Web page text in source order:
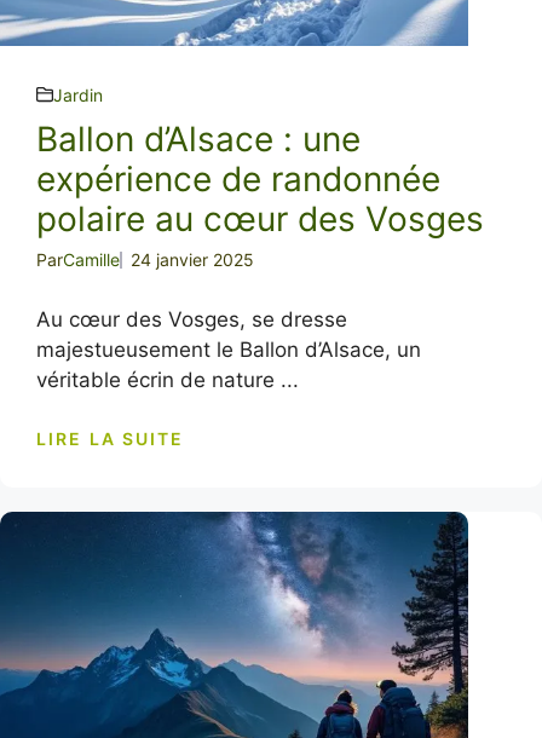
Jardin
Ballon d’Alsace : une
expérience de randonnée
polaire au cœur des Vosges
ParCamille 24 janvier 2025
Au cœur des Vosges, se dresse
majestueusement le Ballon d’Alsace, un
véritable écrin de nature ...
LIRE LA SUITE